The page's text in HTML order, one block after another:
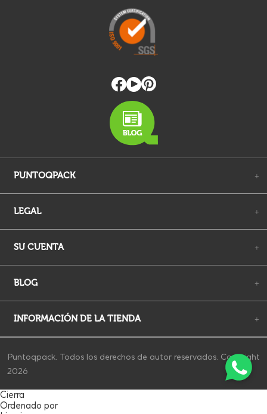
PUNTOQPACK +
LEGAL +
SU CUENTA +
BLOG +
INFORMACIÓN DE LA TIENDA +
Puntoqpack. Todos los derechos de autor reservados. Copyright
2026
Cierra
Ordenado por